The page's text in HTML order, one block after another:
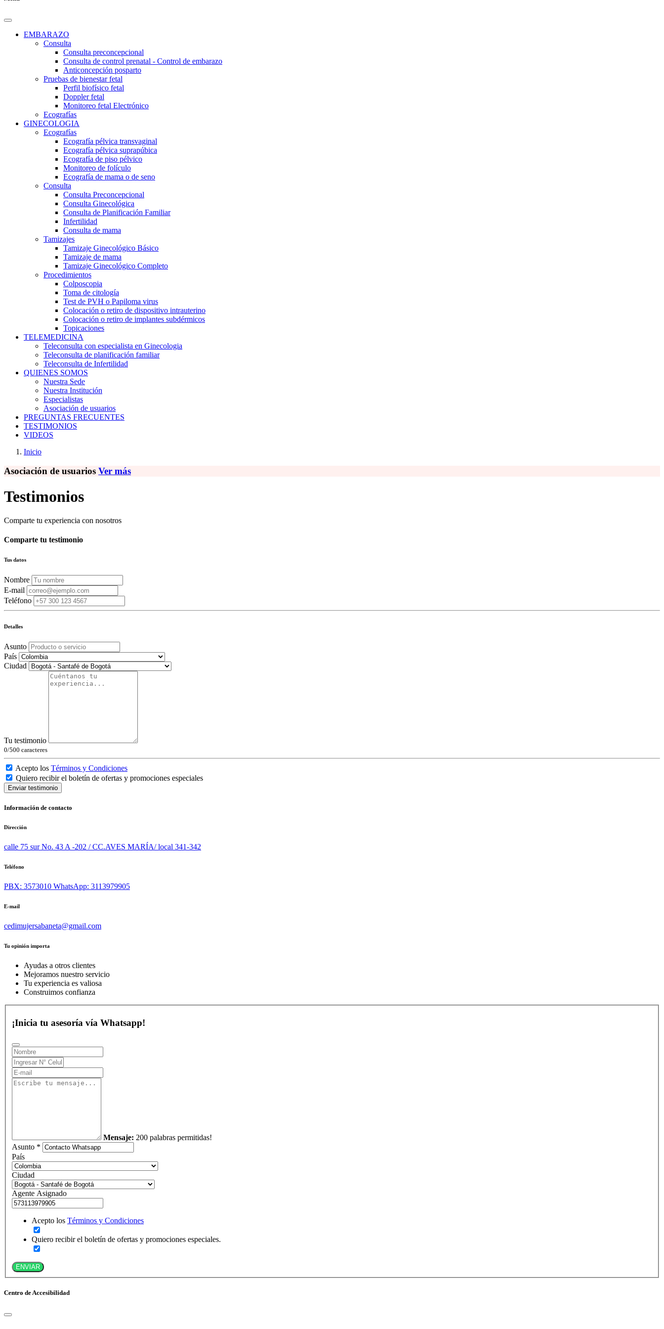
EMBARAZO
Consulta
Consulta preconcepcional
Consulta de control prenatal - Control de embarazo
Anticoncepción posparto
Pruebas de bienestar fetal
Perfil biofísico fetal
Doppler fetal
Monitoreo fetal Electrónico
Ecografías
GINECOLOGIA
Ecografías
Ecografía pélvica transvaginal
Ecografía pélvica suprapúbica
Ecografía de piso pélvico
Monitoreo de folículo
Ecografía de mama o de seno
Consulta
Consulta Preconcepcional
Consulta Ginecológica
Consulta de Planificación Familiar
Infertilidad
Consulta de mama
Tamizajes
Tamizaje Ginecológico Básico
Tamizaje de mama
Tamizaje Ginecológico Completo
Procedimientos
Colposcopia
Toma de citología
Test de PVH o Papiloma virus
Colocación o retiro de dispositivo intrauterino
Colocación o retiro de implantes subdérmicos
Topicaciones
TELEMEDICINA
Teleconsulta con especialista en Ginecologia
Teleconsulta de planificación familiar
Teleconsulta de Infertilidad
QUIENES SOMOS
Nuestra Sede
Nuestra Institución
Especialistas
Asociación de usuarios
PREGUNTAS FRECUENTES
TESTIMONIOS
VIDEOS
Inicio
Asociación de usuarios Ver más
Testimonios
Comparte tu experiencia con nosotros
Comparte tu testimonio
Tus datos
Nombre
E-mail
Teléfono
Detalles
Asunto
País
Ciudad
Tu testimonio
0/500 caracteres
Acepto los Términos y Condiciones
Quiero recibir el boletín de ofertas y promociones especiales
Enviar testimonio
Información de contacto
Dirección
calle 75 sur No. 43 A -202 / CC.AVES MARÍA/ local 341-342
Teléfono
PBX: 3573010 WhatsApp: 3113979905
E-mail
cedimujersabaneta@gmail.com
Tu opinión importa
Ayudas a otros clientes
Mejoramos nuestro servicio
Tu experiencia es valiosa
Construimos confianza
¡Inicia tu asesoría vía Whatsapp!
Mensaje: 200 palabras permitidas!
Asunto *
País
Ciudad
Agente Asignado
Acepto los Términos y Condiciones
Quiero recibir el boletín de ofertas y promociones especiales.
ENVIAR
Centro de Accesibilidad